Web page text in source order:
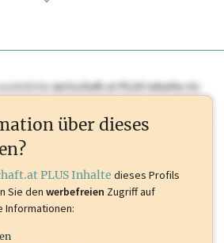
wirtschaft.at PLUS Inhaltedie
können. Schalten Sie dieses Profil frei
diese Inhalte zu sehen. wirtschaft.at PLUS
OTS-Aussendungen, und viele
über dieses
PLUS Inhalte dieses Profils
Sie den werbefreien Zugriff auf
Informationen: